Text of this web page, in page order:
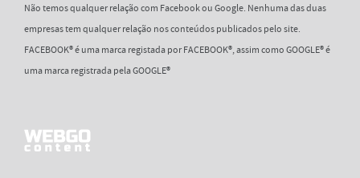
Não temos qualquer relação com Facebook ou Google. Nenhuma das duas
empresas tem qualquer relação nos conteúdos publicados pelo site.
FACEBOOK® é uma marca registada por FACEBOOK®, assim como GOOGLE® é
uma marca registrada pela GOOGLE®